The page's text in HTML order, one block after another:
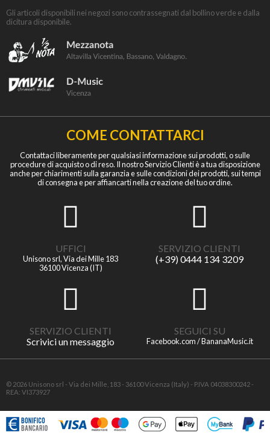
Gli articoli disponibili nei negozi sono contrassegnati dal bollino verde e dalla
dicitura disponibile.
COME CONTATTARCI
Contattaci liberamente per qualsiasi informazione sui prodotti, o sulle
procedure di acquisto o di reso. Il nostro Servizio Clienti è a tua disposizione
anche per chiarimenti sulla garanzia e sulle condizioni dei prodotti, sui tempi
di consegna e per affiancarti nella creazione del tuo ordine.
UFFICI
Unisono srl, Via dei Mille 183
36100 Vicenza (IT)
SERVIZIO CLIENTI
(+39) 0444 134 3209
SERVIZIO CLIENTI
Scrivici un messaggio
SEGUICI SU
Facebook.com / BananaMusic.it
© 2026 Unisono srl - Via dei Mille, 183 - 36100 Vicenza (Italy) - P.IVA 04038300242 -
REA: VI373927